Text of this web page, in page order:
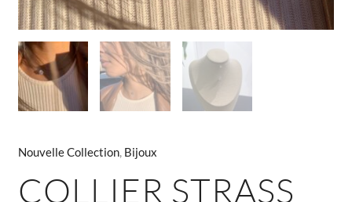
Nouvelle Collection, Bijoux
COLLIER STRASS